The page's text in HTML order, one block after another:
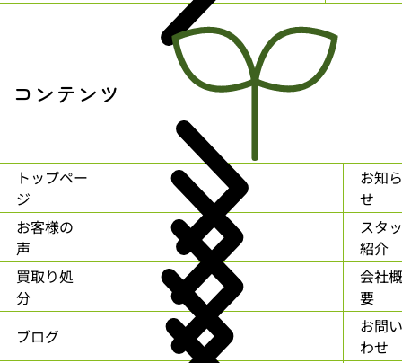
コンテンツ
トップペー
ジ
お知ら
せ
お客様の
声
スタ
紹介
買取り処
分
会社概
要
ブログ
お問
わせ